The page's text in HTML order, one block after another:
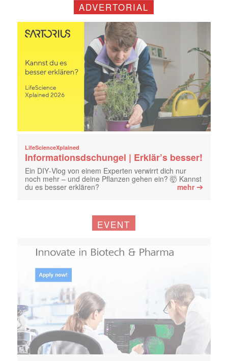
ADVERTORIAL
LifeScienceXplained
Informationsdschungel | Erklär’s besser!
Ein DIY‑Vlog von einem Experten verwirrt dich nur
noch mehr – und deine Pflanzen gehen ein? 🤯 Kannst
du es besser erklären?
mehr➔
EVENT